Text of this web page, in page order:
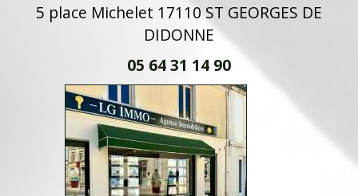
5 place Michelet 17110 ST GEORGES DE
DIDONNE
05 64 31 14 90